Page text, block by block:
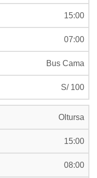
15:00
07:00
Bus Cama
S/ 100
Oltursa
15:00
08:00